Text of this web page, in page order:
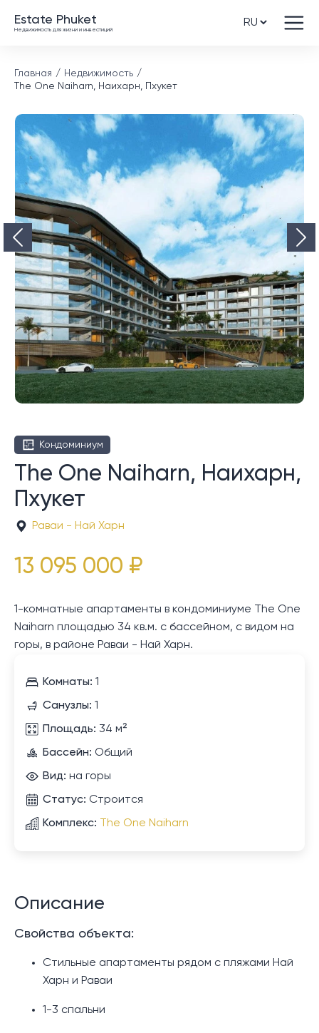
Estate Phuket
Недвижимость для жизни и инвестиций
Главная
Недвижимость
The One Naiharn, Наихарн, Пхукет
Кондоминиум
The One Naiharn, Наихарн,
Пхукет
Раваи - Най Харн
13 095 000 ₽
1-комнатные апартаменты в кондоминиуме The One
Naiharn площадью 34 кв.м. с бассейном, с видом на
горы, в районе Раваи - Най Харн.
Комнаты: 1
Санузлы: 1
Площадь: 34 м²
Бассейн: Общий
Вид: на горы
Статус: Строится
Комплекс: The One Naiharn
Описание
Свойства объекта:
Стильные апартаменты рядом с пляжами Най
Харн и Раваи
1-3 спальни